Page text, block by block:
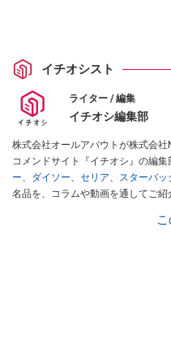
イチオシスト
ライター / 編集
イチオシ編集部
株式会社オールアバウトが株式会
コメンドサイト『イチオシ』の編集
ー、 ダイソー、 セリア、 スターバッ
名品を、コラムや動画を通してご
インフルエンサーが実際に使用し